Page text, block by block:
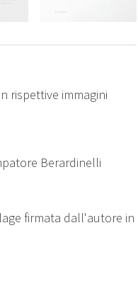
rispettive immagini
Berardinelli
firmata dall'autore in